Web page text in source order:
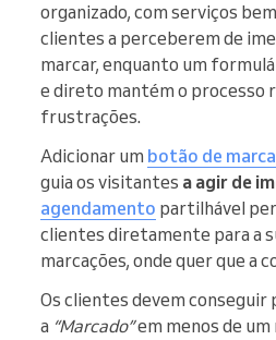
organizado, com serviços
clientes a perceberem de
marcar, enquanto um
e direto mantém o processo
frustrações.
Adicionar um botão de
guia os visitantes a agir de
agendamento partilhável
clientes diretamente para a
marcações, onde quer que a
Os clientes devem conseguir
a “Marcado”em menos de um